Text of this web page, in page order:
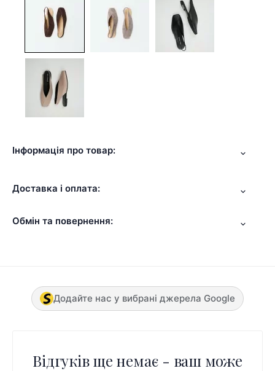
Інформація про товар:
Доставка і оплата:
Обмін та повернення:
Додайте нас у вибрані джерела Google
Відгуків ще немає - ваш може